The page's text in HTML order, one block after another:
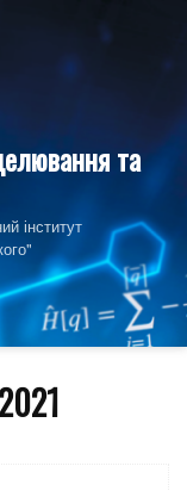
та
інститут